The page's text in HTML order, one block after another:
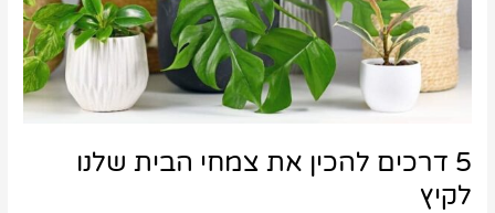
5 דרכים להכין את צמחי הבית שלנו
לקיץ
לקיץ